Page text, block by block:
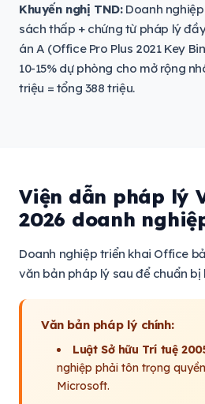
Khuyến nghị TND:Doanh nghiệp
sách thấp + chứng từ pháp lý
án A (Office Pro Plus 2021 Key
10-15% dự phòng cho mở rộng
triệu = tổng 388 triệu.
Viện dẫn pháp lý
2026 doanh
Doanh nghiệp triển khai Office
văn bản pháp lý sau để chuẩn bị
Văn bản pháp lý chính:
Luật Sở hữu Trí tuệ
nghiệp phải tôn trọng
Microsoft.